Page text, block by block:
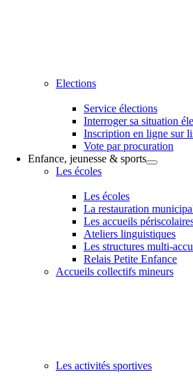
Elections
Service élections
Interroger sa situation
Inscription en ligne sur
Vote par procuration
Enfance, jeunesse & sports
Les écoles
Les écoles
La restauration
Les accueils
Ateliers linguistiques
Les structures multi-
Relais Petite Enfance
Accueils collectifs mineurs
Les activités sportives